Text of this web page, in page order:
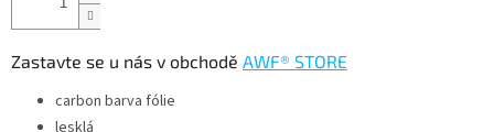
Zastavte se u nás v obchodě AWF® STORE
carbon barva fólie